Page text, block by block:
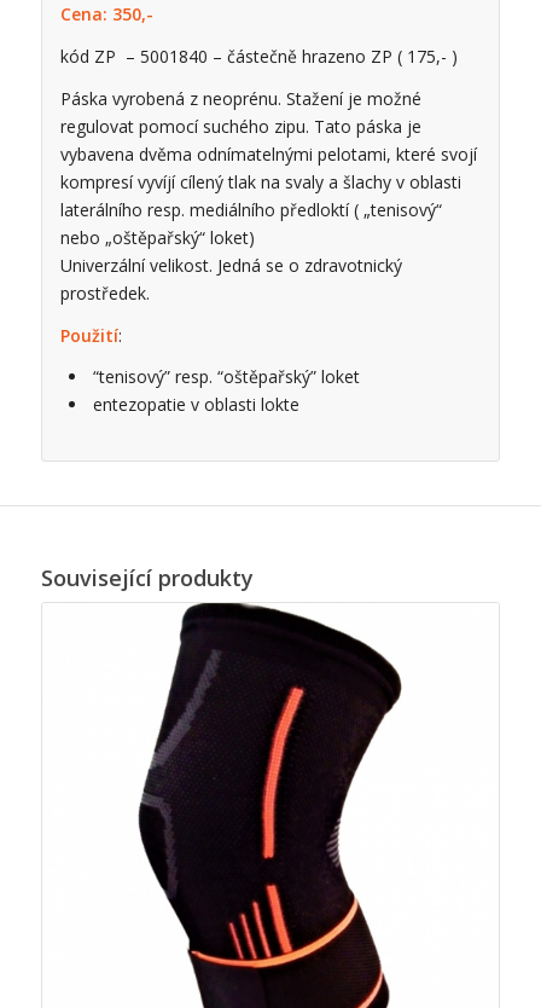
Cena: 350,-
kód ZP – 5001840 – částečně hrazeno ZP ( 175,- )
Páska vyrobená z neoprénu. Stažení je možné
regulovat pomocí suchého zipu. Tato páska je
vybavena dvěma odnímatelnými pelotami, které svojí
kompresí vyvíjí cílený tlak na svaly a šlachy v oblasti
laterálního resp. mediálního předloktí ( „tenisový“
nebo „oštěpařský“ loket)
Univerzální velikost. Jedná se o zdravotnický
prostředek.
Použití:
“tenisový” resp. “oštěpařský” loket
entezopatie v oblasti lokte
Související produkty